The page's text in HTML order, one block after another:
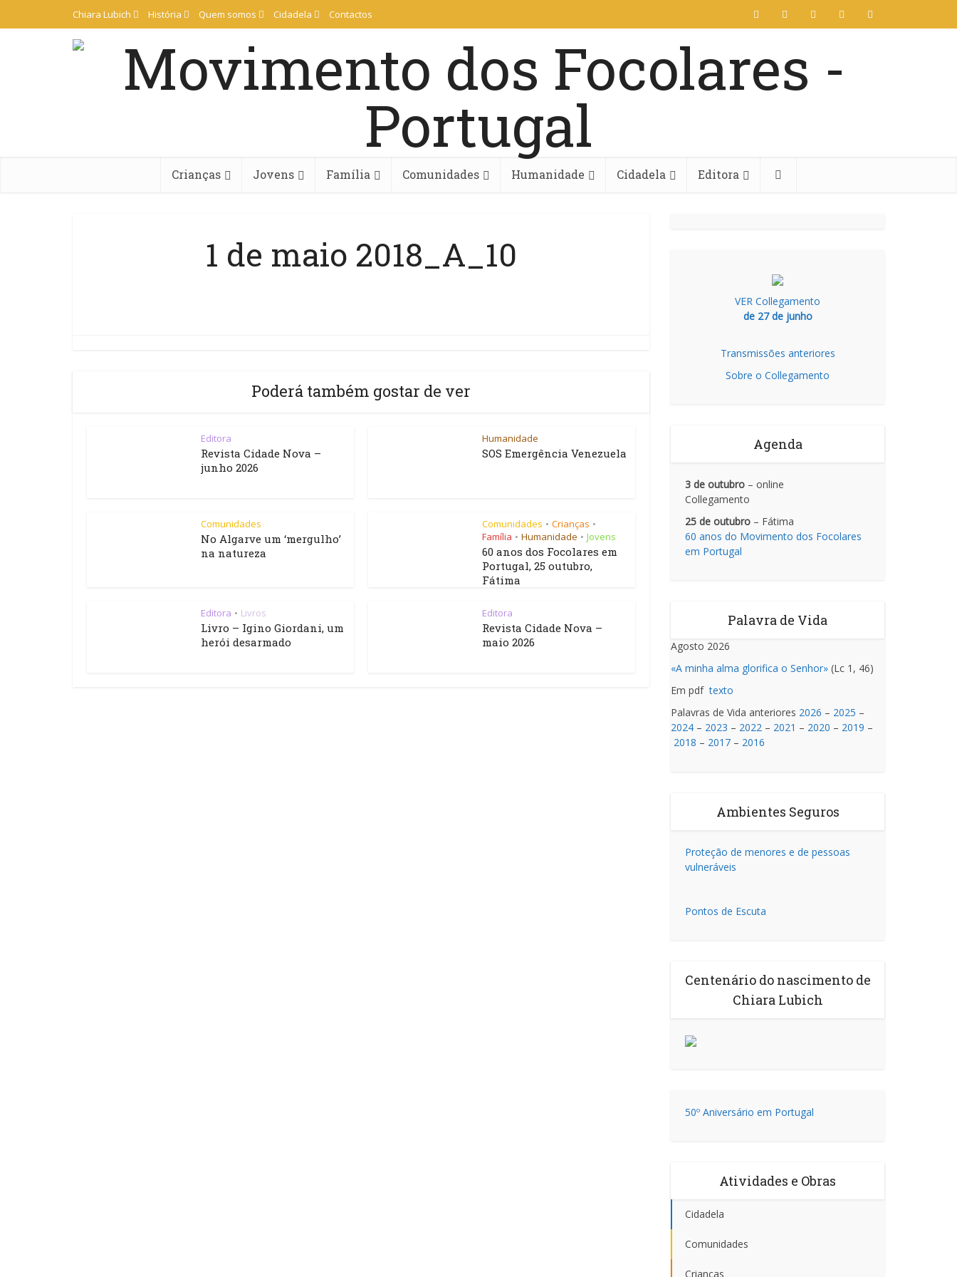
Chiara Lubich História Quem somos Cidadela Contactos
Crianças Jovens Família Comunidades Humanidade Cidadela Editora
1 de maio 2018_A_10
Poderá também gostar de ver
Editora
Revista Cidade Nova –
junho 2026
Humanidade
SOS Emergência Venezuela
Comunidades
No Algarve um ‘mergulho’
na natureza
Comunidades • Crianças •
Família • Humanidade • Jovens
60 anos dos Focolares em
Portugal, 25 outubro,
Fátima
Editora • Livros
Livro – Igino Giordani, um
herói desarmado
Editora
Revista Cidade Nova –
maio 2026
VER Collegamento
de 27 de junho
Transmissões anteriores
Sobre o Collegamento
Agenda
3 de outubro – online
Collegamento
25 de outubro – Fátima
60 anos do Movimento dos Focolares
em Portugal
Palavra de Vida
Agosto 2026
«A minha alma glorifica o Senhor» (Lc 1, 46)
Em pdftexto
Palavras de Vida anteriores 2026 – 2025 –
2024 – 2023 – 2022 – 2021 – 2020 – 2019 –
2018 – 2017 – 2016
Ambientes Seguros
Proteção de menores e de pessoas
vulneráveis
Pontos de Escuta
Centenário do nascimento de
Chiara Lubich
50º Aniversário em Portugal
Atividades e Obras
Cidadela
Comunidades
Crianças